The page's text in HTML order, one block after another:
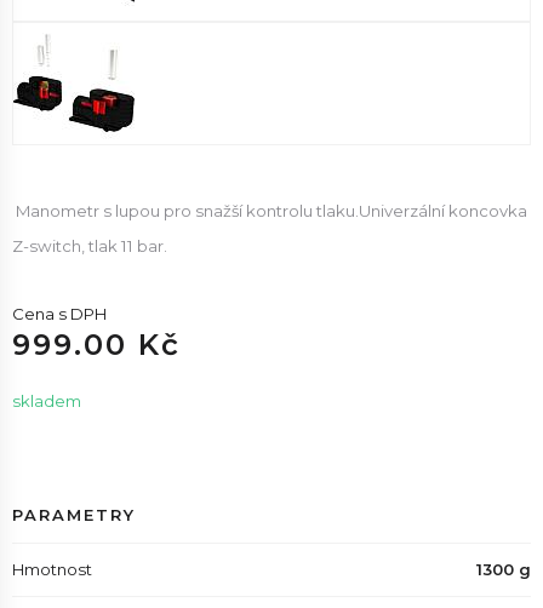
Manometr s lupou pro snažší kontrolu tlaku.Univerzální koncovka
Z-switch, tlak 11 bar.
Cena s DPH
999.00 Kč
skladem
PARAMETRY
Hmotnost 1300 g